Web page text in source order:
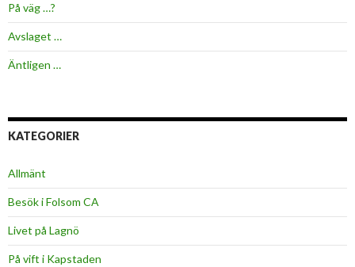
På väg …?
Avslaget …
Äntligen …
KATEGORIER
Allmänt
Besök i Folsom CA
Livet på Lagnö
På vift i Kapstaden